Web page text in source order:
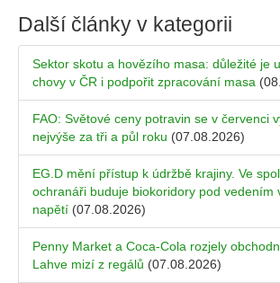
Další články v kategorii
Sektor skotu a hovězího masa: důležité je
chovy v ČR i podpořit zpracování masa
FAO: Světové ceny potravin se v červenci
nejvýše za tři a půl roku (07.08.2026)
EG.D mění přístup k údržbě krajiny. Ve
ochranáři buduje biokoridory pod vedením
napětí (07.08.2026)
Penny Market a Coca-Cola rozjely
Lahve mizí z regálů (07.08.2026)